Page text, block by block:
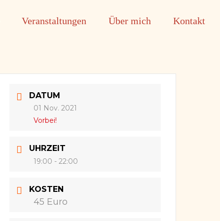
Veranstaltungen Über mich Kontakt
DATUM
01 Nov. 2021
Vorbei!
UHRZEIT
19:00 - 22:00
KOSTEN
45 Euro